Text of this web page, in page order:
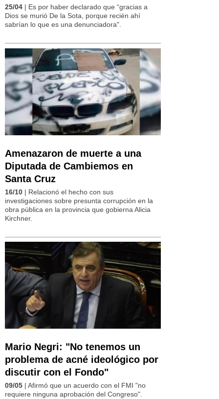
25/04 | Es por haber declarado que “gracias a
Dios se murió De la Sota, porque recién ahí
sabrían lo que es una denunciadora".
Amenazaron de muerte a una
Diputada de Cambiemos en
Santa Cruz
16/10 | Relacionó el hecho con sus
investigaciones sobre presunta corrupción en la
obra pública en la provincia que gobierna Alicia
Kirchner.
Mario Negri: "No tenemos un
problema de acné ideológico por
discutir con el Fondo"
09/05 | Afirmó que un acuerdo con el FMI "no
requiere ninguna aprobación del Congreso".